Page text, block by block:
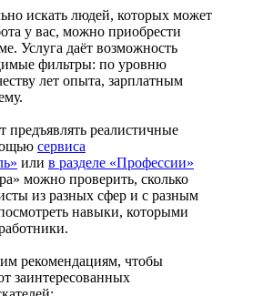
искать людей, которых может
у вас, можно приобрести
Услуга даёт возможность
фильтры: по уровню
лет опыта, зарплатным
предъявлять реалистичные
сервиса
или в разделе «Профессии»
можно проверить, сколько
из разных сфер и с разным
навыки, которыми
рекомендациям, чтобы
заинтересованных